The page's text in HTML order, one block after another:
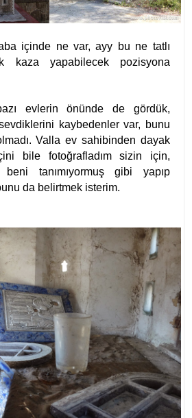
içinde ne var, ayy bu ne tatlı
kaza yapabilecek pozisyona
evlerin önünde de gördük,
kaybedenler var, bunu
Valla ev sahibinden dayak
bile fotoğrafladım sizin için,
tanımıyormuş gibi yapıp
da belirtmek isterim.